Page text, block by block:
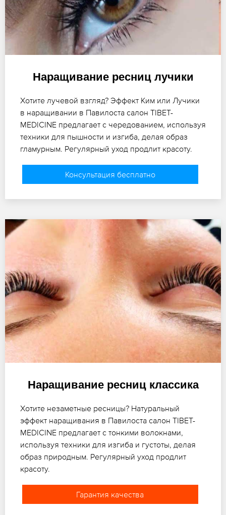
Наращивание ресниц лучики
Хотите лучевой взгляд? Эффект Ким или Лучики
в наращивании в Павилоста салон TIBET-
MEDICINE предлагает с чередованием, используя
техники для пышности и изгиба, делая образ
гламурным. Регулярный уход продлит красоту.
Консультация бесплатно
Наращивание ресниц классика
Хотите незаметные ресницы? Натуральный
эффект наращивания в Павилоста салон TIBET-
MEDICINE предлагает с тонкими волокнами,
используя техники для изгиба и густоты, делая
образ природным. Регулярный уход продлит
красоту.
Гарантия качества